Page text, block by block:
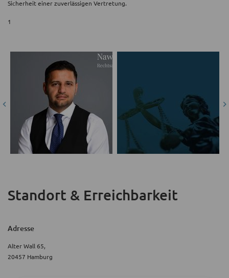
Sicherheit einer zuverlässigen Vertretung.
1
Standort & Erreichbarkeit
Adresse
Alter Wall 65,
20457 Hamburg